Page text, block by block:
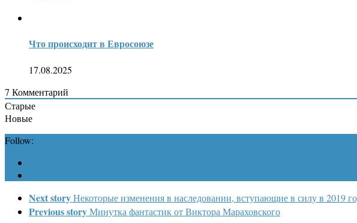
Что происходит в Евросоюзе
17.08.2025
7 Комментарий
Старые
Новые
Follow:
Next storyНекоторые изменения в наследовании, вступающие в силу в 2019
Previous storyМинутка фантастик от Виктора Мараховского